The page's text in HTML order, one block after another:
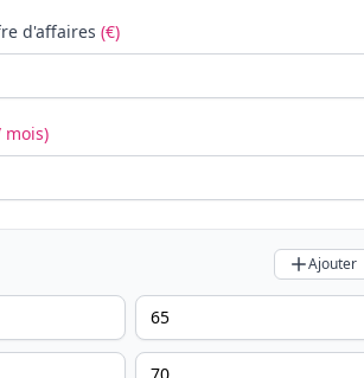
d'affaires (€)
mois)
Ajouter